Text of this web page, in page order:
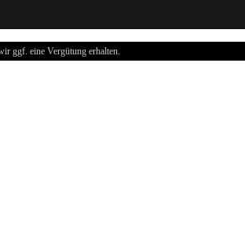
ggf. eine Vergütung erhalten.